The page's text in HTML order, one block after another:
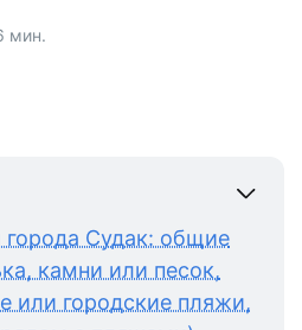
мин.
Судак: общие
камни или песок,
или городские пляжи,